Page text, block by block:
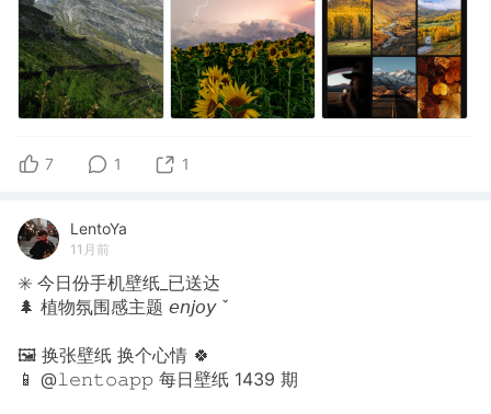
7 1 1
LentoYa
11月前
✳️ 今日份手机壁纸_已送达
🌲 植物氛围感主题 𝘦𝘯𝘫𝘰𝘺 ˇ
🖼 换张壁纸 换个心情 🍀
📱 @𝚕𝚎𝚗𝚝𝚘𝚊𝚙𝚙 每日壁纸 1439 期